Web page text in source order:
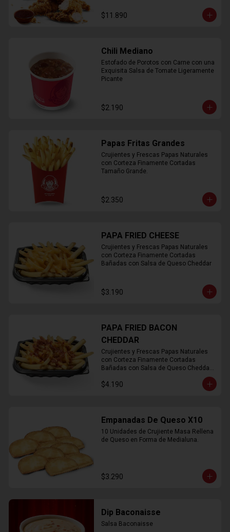
$11.890
Chili Mediano
Estofado de Porotos con Carne con una
Exquisita Salsa de Tomate Ligeramente
Picante
$2.190
Papas Fritas Grandes
Crujientes y Frescas Papas Naturales
con Corteza Finamente Cortadas
Tamaño Grande.
$2.350
PAPA FRIED CHEESE
Crujientes y Frescas Papas Naturales
con Corteza Finamente Cortadas
Bañadas con Salsa de Queso Cheddar
$3.190
PAPA FRIED BACON
CHEDDAR
Crujientes y Frescas Papas Naturales
con Corteza Finamente Cortadas
Bañadas con Salsa de Queso Cheddar
$4.190
Empanadas De Queso X10
10 Unidades de Crujiente Masa Rellena
de Queso en Forma de Medialuna.
$3.290
Dip Baconaisse
Salsa Baconaisse